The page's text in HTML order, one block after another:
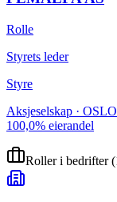
Rolle
Styrets leder
Styre
Aksjeselskap ·
100,0% eierandel
Roller i bedrifter(